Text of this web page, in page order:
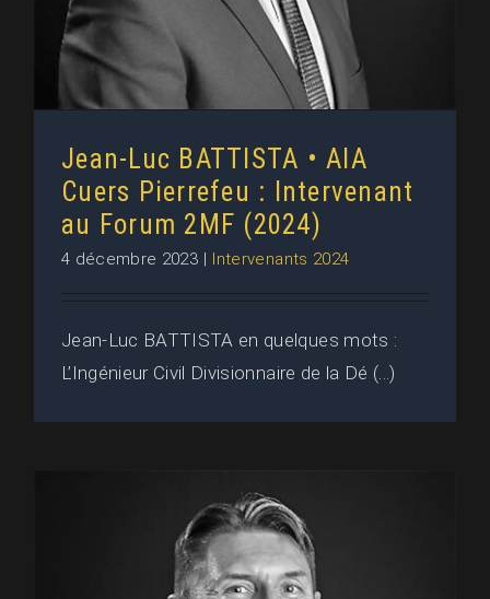
Jean-Luc BATTISTA • AIA
Cuers Pierrefeu : Intervenant
au Forum 2MF (2024)
4 décembre 2023 Intervenants 2024
Jean-Luc BATTISTA en quelques mots :
L’Ingénieur Civil Divisionnaire de la Dé (...)